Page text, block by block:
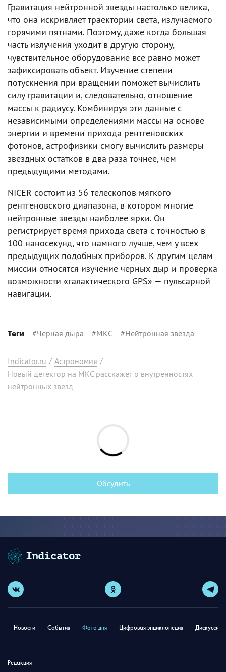
Гравитация нейтронной звезды настолько велика,
что она искривляет траектории света, излучаемого
горячими пятнами. Поэтому, даже когда большая
часть излучения уходит в другую сторону,
чувствительное оборудование все равно может
зафиксировать объект. Изучение степени
потускнения при вращении поможет вычислить
силу гравитации и, следовательно, отношение
массы к радиусу. Комбинируя эти данные с
независимыми определениями массы на основе
энергии и времени прихода рентгеновских
фотонов, астрофизики смогу вычислить размеры
звездных остатков в два раза точнее, чем
предыдущими методами.
NICER состоит из 56 телескопов мягкого
рентгеновского диапазона, в котором многие
нейтронные звезды наиболее ярки. Он
регистрирует время прихода света с точностью в
100 наносекунд, что намного лучше, чем у всех
предыдущих подобных приборов. К другим целям
миссии относятся изучение черных дыр и проверка
возможности «галактического GPS» — пульсарной
навигации.
Теги #Черная дыра #МКС #Нейтронная звезда
Indicator.ru / Астрономия /
Новый детектор на МКС расскажет о внутренностях
нейтронных звезд
Обсудить
Новости События Фото дня Цифровая энциклопедия
Редакция